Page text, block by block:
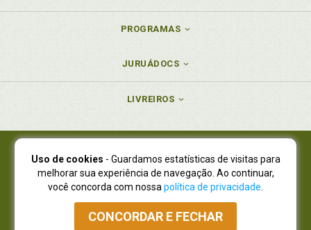
PROGRAMAS
JURUÁDOCS
LIVREIROS
Juruá Editora Ltda., CNPJ 77.535.508/0001-19
Juruá Informática Ltda., CNPJ 01.701.561/0001-80
NOVO ENDEREÇO:R. Flávio Dallegrave, 7665, São Lourenço |
Curitiba - Paraná - CEP 82210-310
Atendimento: (41) 4009-3900|Vendas Atacado: (41) 4009-3939
Uso de cookies - Guardamos estatísticas de visitas para
melhorar sua experiência de navegação. Ao continuar,
você concorda com nossa política de privacidade
CONCORDAR E FECHAR